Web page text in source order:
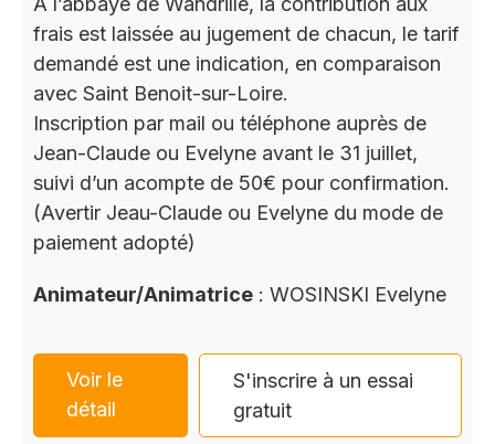
frais est laissée au jugement de chacun, le tarif
demandé est une indication, en comparaison
avec Saint Benoit-sur-Loire.
Inscription par mail ou téléphone auprès de
Jean-Claude ou Evelyne avant le 31 juillet,
suivi d’un acompte de 50€ pour confirmation.
(Avertir Jeau-Claude ou Evelyne du mode de
paiement adopté)
Animateur/Animatrice : WOSINSKI Evelyne
Voir le
détail
S'inscrire à un essai
gratuit